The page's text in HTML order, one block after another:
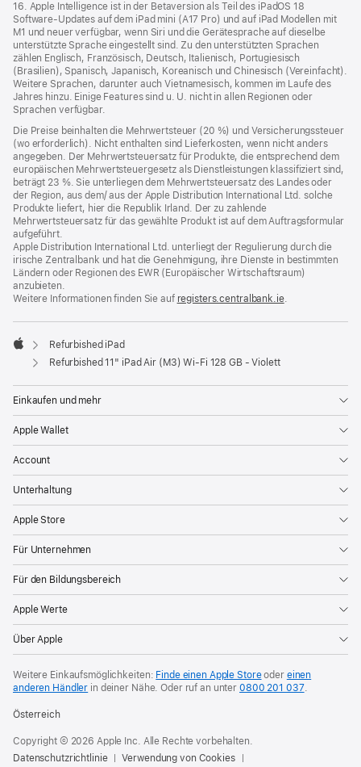
16. Apple Intelligence ist in der Betaversion als Teil des iPadOS 18
Software-Updates auf dem iPad mini (A17 Pro) und auf iPad Modellen mit
M1 und neuer verfügbar, wenn Siri und die Gerätesprache auf dieselbe
unterstützte Sprache eingestellt sind. Zu den unterstützten Sprachen
zählen Englisch, Französisch, Deutsch, Italienisch, Portugiesisch
(Brasilien), Spanisch, Japanisch, Koreanisch und Chinesisch (Vereinfacht).
Weitere Sprachen, darunter auch Vietnamesisch, kommen im Laufe des
Jahres hinzu. Einige Features sind u. U. nicht in allen Regionen oder
Sprachen verfügbar.
Die Preise beinhalten die Mehrwertsteuer (20 %) und Versicherungssteuer
(wo erforderlich). Nicht enthalten sind Lieferkosten, wenn nicht anders
angegeben. Der Mehrwertsteuersatz für Produkte, die entsprechend dem
europäischen Mehrwertsteuergesetz als Dienstleistungen klassifiziert sind,
beträgt 23 %. Sie unterliegen dem Mehrwertsteuersatz des Landes oder
der Region, aus dem/ aus der Apple Distribution International Ltd. solche
Produkte liefert, hier die Republik Irland. Der zu zahlende
Mehrwertsteuersatz für das gewählte Produkt ist auf dem Auftragsformular
aufgeführt.
Apple Distribution International Ltd. unterliegt der Regulierung durch die
irische Zentralbank und hat die Genehmigung, ihre Dienste in bestimmten
Ländern oder Regionen des EWR (Europäischer Wirtschaftsraum)
anzubieten.
Weitere Informationen finden Sie auf registers.centralbank.ie(Öffnet
neues
.
Apple
Refurbished iPad
Refurbished 11" iPad Air (M3) Wi‑Fi 128 GB - Violett
Einkaufen und mehr
Apple Wallet
Account
Unterhaltung
Apple Store
Für Unternehmen
Für den Bildungsbereich
Apple Werte
Über Apple
Weitere Einkaufsmöglichkeiten: Finde einen Apple Storeoder einen
anderen Händler in deiner Nähe. Oder ruf an unter0800 201 037.
Österreich
Copyright © 2026 Apple Inc. Alle Rechte vorbehalten.
Datenschutzrichtlinie
Verwendung von Cookies